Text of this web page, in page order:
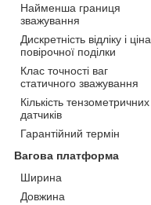
Найменша границя
зважування
Дискретність відліку і ціна
повірочної поділки
Клас точності ваг
статичного зважування
Кількість тензометричних
датчиків
Гарантійний термін
Вагова платформа
Ширина
Довжина